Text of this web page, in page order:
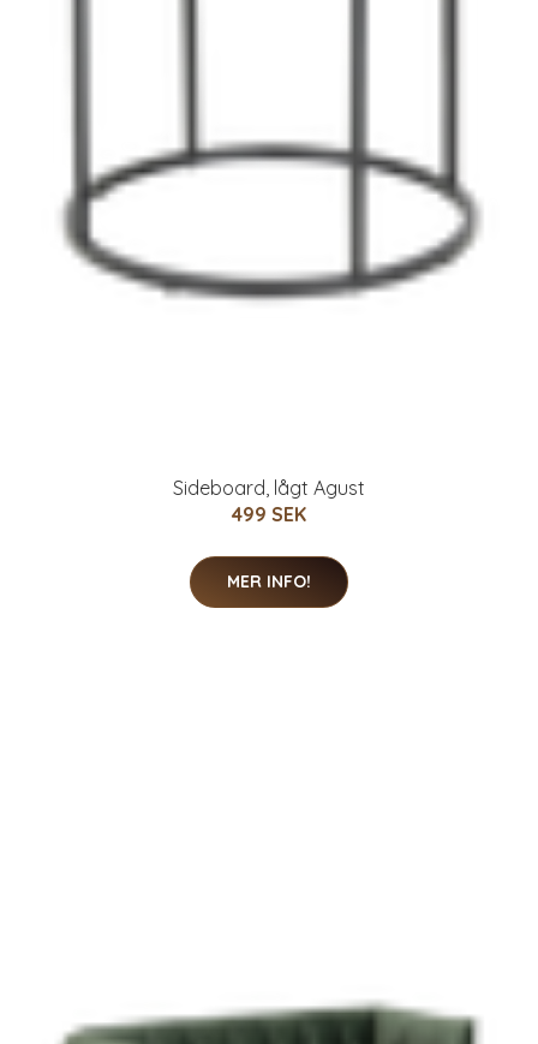
Sideboard, lågt Agust
499 SEK
MER INFO!